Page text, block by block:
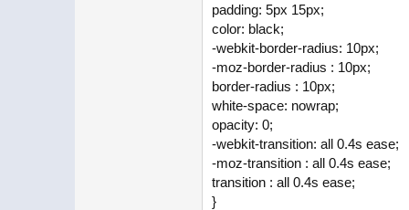
padding: 5px 15px;
color: black;
-webkit-border-radius: 10px;
-moz-border-radius : 10px;
border-radius : 10px;
white-space: nowrap;
opacity: 0;
-webkit-transition: all 0.4s ease;
-moz-transition : all 0.4s ease;
transition : all 0.4s ease;
}